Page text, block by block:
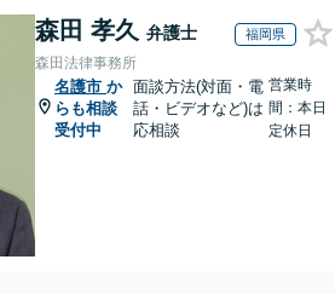
森田 孝久 弁護士 福岡県
森田法律事務所
名護市 か
らも相談
受付中
面談方法(対面・電
話・ビデオなど)は
応相談
営業時
間：本日
定休日